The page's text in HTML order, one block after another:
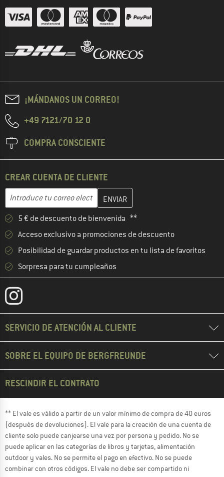
¡MÁNDANOS UN CORREO!
+49 7121/70 12 0
COMPRA CONSCIENTE
CREAR CUENTA DE CLIENTE
Dirección de correo electrónico
Introduce aquí tu dirección de correo electrónico y crea tu
5 € de descuento de bienvenida **
Acceso exclusivo a promociones de descuento
Posibilidad de guardar productos en tu lista de favoritos
Sorpresa para tu cumpleaños
SERVICIO DE ATENCIÓN AL CLIENTE
SOBRE EL EQUIPO DE BERGFREUNDE
RESCINDIR EL CONTRATO
** El vale es válido a partir de un valor mínimo de compra de 40 euros
(después de devoluciones). El vale para la creación de una cuenta de
cliente solo puede canjearse una vez por persona y pedido. No se
puede aplicar en las categorías de libros y tarjetas, alimentación
outdoor y vales. No se permite el pago en efectivo. No se puede
combinar con otros códigos. El vale no debe ser compartido ni